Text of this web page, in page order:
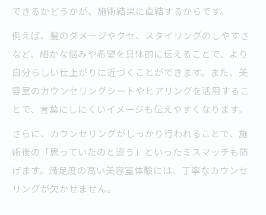
できるかどうかが、施術結果に直結するからです。
例えば、髪のダメージやクセ、スタイリングのしやすさ
など、細かな悩みや希望を具体的に伝えることで、より
自分らしい仕上がりに近づくことができます。また、美
容室のカウンセリングシートやヒアリングを活用するこ
とで、言葉にしにくいイメージも伝えやすくなります。
さらに、カウンセリングがしっかり行われることで、施
術後の「思っていたのと違う」といったミスマッチも防
げます。満足度の高い美容室体験には、丁寧なカウンセ
リングが欠かせません。